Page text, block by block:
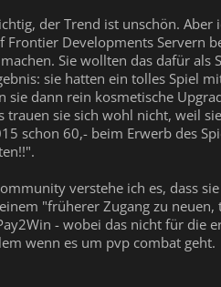
der Trend ist unschön.
Developments Servern
Sie wollten das dafür als
sie hatten ein tolles Spiel
dann rein kosmetische
sie sich wohl nicht, weil
schon 60,- beim Erwerb des
verstehe ich es, dass
"früherer Zugang zu neuen,
- wobei das nicht für die
wenn es um pvp combat geht.